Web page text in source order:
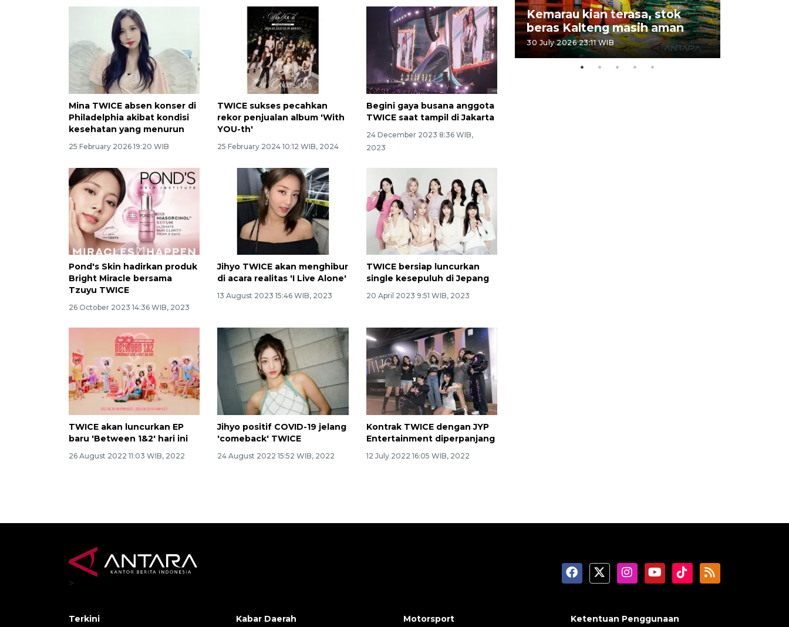
Mina TWICE absen konser di
Philadelphia akibat kondisi
kesehatan yang menurun
25 February 2026 19:20 WIB
TWICE sukses pecahkan
rekor penjualan album 'With
YOU-th'
25 February 2024 10:12 WIB, 2024
Begini gaya busana anggota
TWICE saat tampil di Jakarta
24 December 2023 8:36 WIB,
2023
Pond's Skin hadirkan produk
Bright Miracle bersama
Tzuyu TWICE
26 October 2023 14:36 WIB, 2023
Jihyo TWICE akan menghibur
di acara realitas 'I Live Alone'
13 August 2023 15:46 WIB, 2023
TWICE bersiap luncurkan
single kesepuluh di Jepang
20 April 2023 9:51 WIB, 2023
TWICE akan luncurkan EP
baru 'Between 1&2' hari ini
26 August 2022 11:03 WIB, 2022
Jihyo positif COVID-19 jelang
'comeback' TWICE
24 August 2022 15:52 WIB, 2022
Kontrak TWICE dengan JYP
Entertainment diperpanjang
12 July 2022 16:05 WIB, 2022
kemarau di Kalimantan
22 July 2026 17:18 WIB
Kemarau kian terasa, stok
beras Kalteng masih aman
30 July 2026 23:11 WIB
>
Terkini Kabar Daerah Motorsport Ketentuan Penggunaan